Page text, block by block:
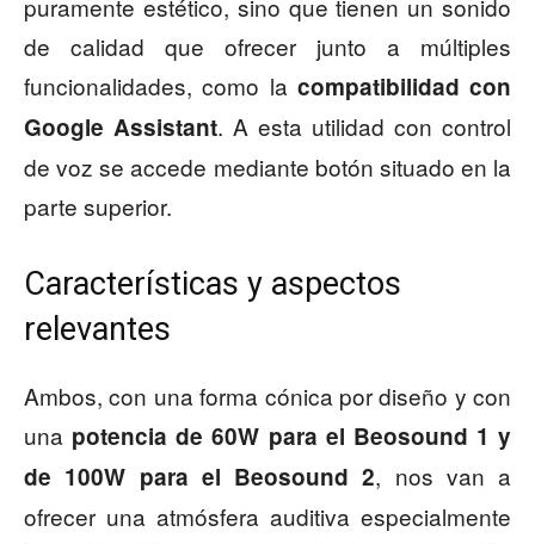
de calidad que ofrecer junto a múltiples
funcionalidades, como la compatibilidad con
Google Assistant. A esta utilidad con control
de voz se accede mediante botón situado en la
parte superior.
Características y aspectos
relevantes
Ambos, con una forma cónica por diseño y con
una potencia de 60W para el Beosound 1 y
de 100W para el Beosound 2, nos van a
ofrecer una atmósfera auditiva especialmente